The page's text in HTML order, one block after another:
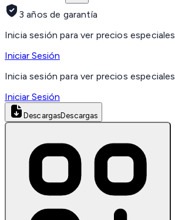
3 años de garantía
Inicia sesión para ver precios especiales
Iniciar Sesión
Inicia sesión para ver precios especiales
Iniciar Sesión
DescargasDescargas